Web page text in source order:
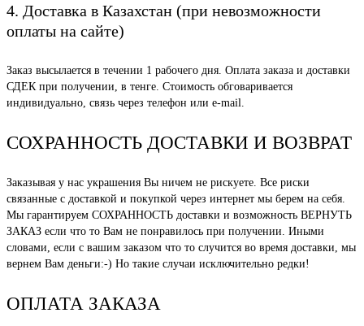
4. Доставка в Казахстан (при невозможности
оплаты на сайте)
Заказ высылается в течении 1 рабочего дня. Оплата заказа и доставки
СДЕК при получении, в тенге. Стоимость обговаривается
индивидуально, связь через телефон или e-mail.
СОХРАННОСТЬ ДОСТАВКИ И ВОЗВРАТ
Заказывая у нас украшения Вы ничем не рискуете. Все риски
связанные с доставкой и покупкой через интернет мы берем на себя.
Мы гарантируем СОХРАННОСТЬ доставки и возможность ВЕРНУТЬ
ЗАКАЗ если что то Вам не понравилось при получении. Иными
словами, если с вашим заказом что то случится во время доставки, мы
вернем Вам деньги:-) Но такие случаи исключительно редки!
ОПЛАТА ЗАКАЗА